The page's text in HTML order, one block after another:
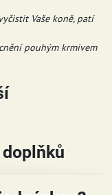
Vaše koně, patí
pouhým krmivem